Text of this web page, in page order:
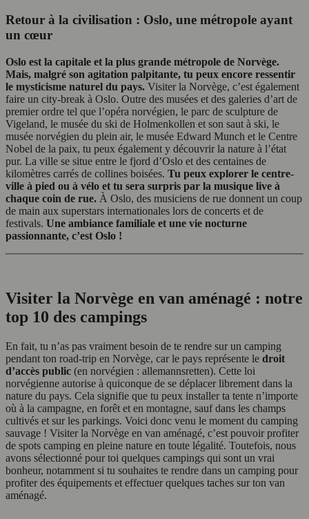
Retour à la civilisation : Oslo, une métropole ayant
un cœur
Oslo est la capitale et la plus grande métropole de Norvège.
Mais, malgré son agitation palpitante, tu peux encore ressentir
le mysticisme naturel du pays. Visiter la Norvège, c’est également
faire un city-break à Oslo. Outre des musées et des galeries d’art de
premier ordre tel que l’opéra norvégien, le parc de sculpture de
Vigeland, le musée du ski de Holmenkollen et son saut à ski, le
musée norvégien du plein air, le musée Edward Munch et le Centre
Nobel de la paix, tu peux également y découvrir la nature à l’état
pur. La ville se situe entre le fjord d’Oslo et des centaines de
kilomètres carrés de collines boisées. Tu peux explorer le centre-
ville à pied ou à vélo et tu sera surpris par la musique live à
chaque coin de rue. À Oslo, des musiciens de rue donnent un coup
de main aux superstars internationales lors de concerts et de
festivals. Une ambiance familiale et une vie nocturne
passionnante, c’est Oslo !
Visiter la Norvège en van aménagé : notre
top 10 des campings
En fait, tu n’as pas vraiment besoin de te rendre sur un camping
pendant ton road-trip en Norvège, car le pays représente le droit
d’accès public (en norvégien : allemannsretten). Cette loi
norvégienne autorise à quiconque de se déplacer librement dans la
nature du pays. Cela signifie que tu peux installer ta tente n’importe
où à la campagne, en forêt et en montagne, sauf dans les champs
cultivés et sur les parkings. Voici donc venu le moment du camping
sauvage ! Visiter la Norvège en van aménagé, c’est pouvoir profiter
de spots camping en pleine nature en toute légalité. Toutefois, nous
avons sélectionné pour toi quelques campings qui sont un vrai
bonheur, notamment si tu souhaites te rendre dans un camping pour
profiter des équipements et effectuer quelques taches sur ton van
aménagé.